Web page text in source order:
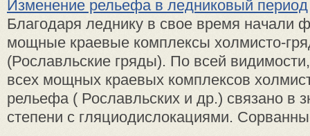
Изменение рельефа в ледниковый период
Благодаря леднику в свое время начали
мощные краевые комплексы холмисто-
(Рославльские гряды). По всей
всех мощных краевых комплексов
рельефа ( Рославльских и др.) связано в
степени с гляциодислокациями.